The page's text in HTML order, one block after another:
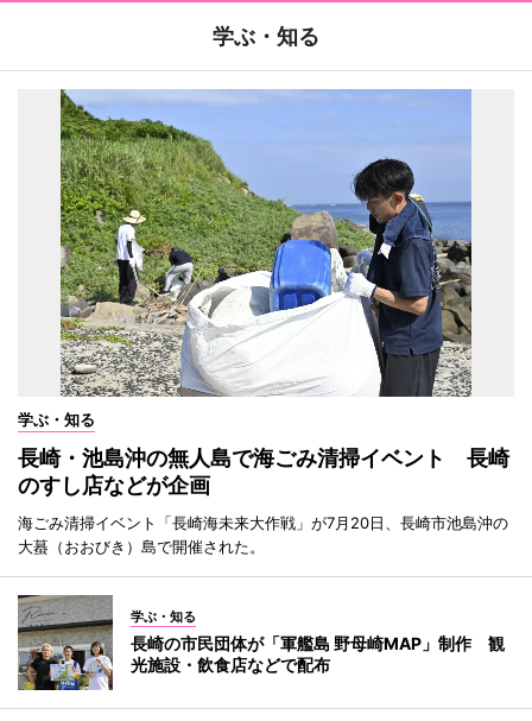
学ぶ・知る
学ぶ・知る
長崎・池島沖の無人島で海ごみ清掃イベント 長崎
のすし店などが企画
海ごみ清掃イベント「長崎海未来大作戦」が7月20日、長崎市池島沖の
大蟇（おおびき）島で開催された。
学ぶ・知る
長崎の市民団体が「軍艦島 野母崎MAP」制作 観
光施設・飲食店などで配布